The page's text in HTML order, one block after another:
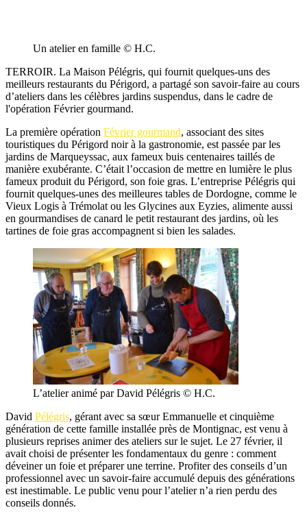
Un atelier en famille © H.C.
TERROIR. La Maison Pélégris, qui fournit quelques-uns des
meilleurs restaurants du Périgord, a partagé son savoir-faire au cours
d’ateliers dans les célèbres jardins suspendus, dans le cadre de
l'opération Février gourmand.
La première opération Février gourmand, associant des sites
touristiques du Périgord noir à la gastronomie, est passée par les
jardins de Marqueyssac, aux fameux buis centenaires taillés de
manière exubérante. C’était l’occasion de mettre en lumière le plus
fameux produit du Périgord, son foie gras. L’entreprise Pélégris qui
fournit quelques-unes des meilleures tables de Dordogne, comme le
Vieux Logis à Trémolat ou les Glycines aux Eyzies, alimente aussi
en gourmandises de canard le petit restaurant des jardins, où les
tartines de foie gras accompagnent si bien les salades.
L’atelier animé par David Pélégris © H.C.
David Pélégris, gérant avec sa sœur Emmanuelle et cinquième
génération de cette famille installée près de Montignac, est venu à
plusieurs reprises animer des ateliers sur le sujet. Le 27 février, il
avait choisi de présenter les fondamentaux du genre : comment
déveiner un foie et préparer une terrine. Profiter des conseils d’un
professionnel avec un savoir-faire accumulé depuis des générations
est inestimable. Le public venu pour l’atelier n’a rien perdu des
conseils donnés.